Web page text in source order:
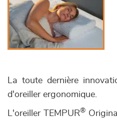
La toute dernière
d'oreiller ergonomique.
L'oreiller TEMPUR®